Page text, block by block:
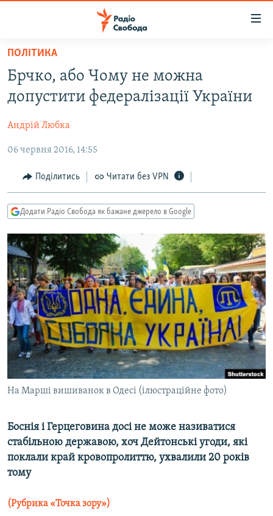
Перейти
основного
матеріалу
Перейти
до
навігації
Перейти
пошуку
РАДІО СВОБОДА – 70 РОКІВ
ВСЕ ЗА ДОБУ
СТАТТІ
ПОЛІТИКА
ЕКОНОМІКА
СУСПІЛЬСТВО
СПОРТ
УКРАЇНА
СВІТ
ВІЙНА
РОСІЙСЬКА «ФІЛЬТРАЦІЯ»
ДОНБАС.РЕАЛІЇ
КРИМ.РЕАЛІЇ
ТИ ЯК?
СХЕМИ
ПРИАЗОВ’Я
КИТАЙ.ВИКЛИКИ
МУЛЬТИМЕДІА
ФОТО
СПЕЦПРОЄКТИ
ПОДКАСТИ
РУС
УКР
ДОЛУЧАЙСЯ!
ПОЛІТИКА
Брчко, або Чому не можна
допустити федералізації України
Андрій Любка
06 червня 2016, 14:55
Поділитись Читати без VPN
Додати Радіо Свобода як бажане джерело в Google
На Марші вишиванок в Одесі (ілюстраційне фото)
Боснія і Герцеговина досі не може називатися
стабільною державою, хоч Дейтонські угоди, які
поклали край кровопролиттю, ухвалили 20 років
тому
(Рубрика «Точка зору»)